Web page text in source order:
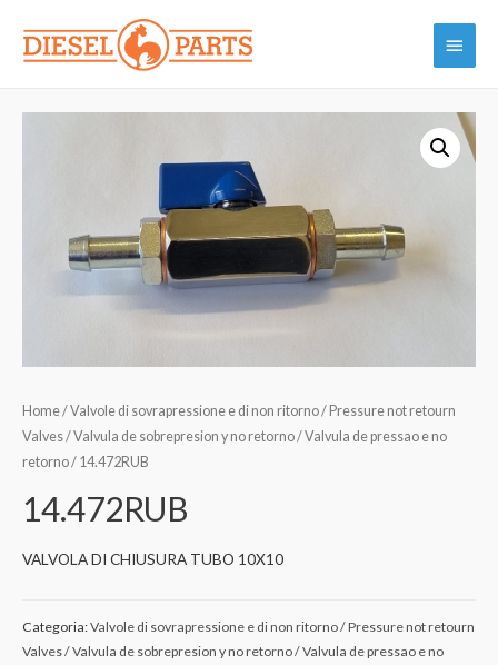
contenuto
Menu
Home/Valvole di sovrapressione e di non ritorno / Pressure not retourn
Valves / Valvula de sobrepresion y no retorno / Valvula de pressao e no
retorno/ 14.472RUB
14.472RUB
VALVOLA DI CHIUSURA TUBO 10X10
Categoria:Valvole di sovrapressione e di non ritorno / Pressure not retourn
Valves / Valvula de sobrepresion y no retorno / Valvula de pressao e no